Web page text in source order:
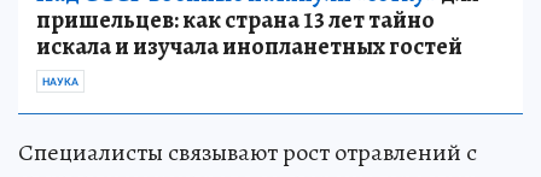
пришельцев: как страна 13 лет тайно
искала и изучала инопланетных гостей
НАУКА
Специалисты связывают рост отравлений с